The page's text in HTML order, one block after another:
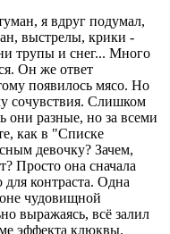
я вдруг подумал,
выстрелы, крики -
трупы и снег... Много
Он же ответ
появилось мясо. Но
сочувствия. Слишком
они разные, но за всеми
как в "Списке
девочку? Зачем,
Просто она сначала
контраста. Одна
чудовищной
выражаясь, всё залил
эффекта клюквы.